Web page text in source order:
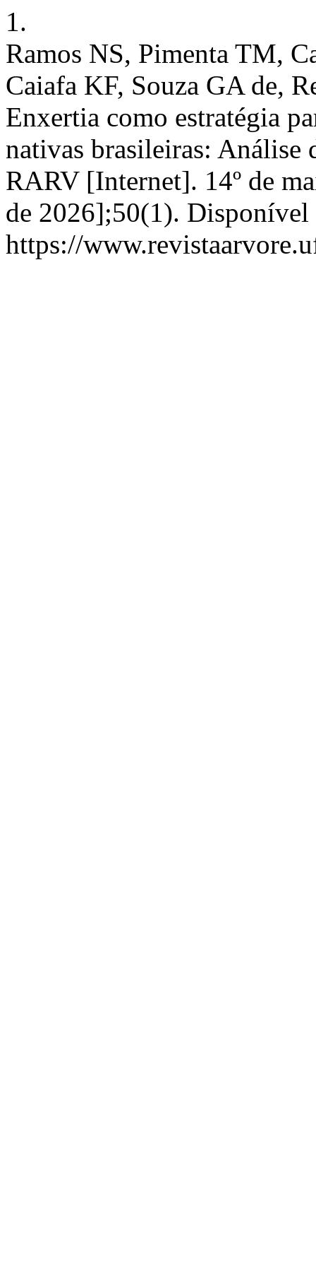
1.
Ramos NS, Pimenta TM,
Caiafa KF, Souza GA de,
Enxertia como estratégia
nativas brasileiras: Análise
RARV [Internet]. 14º de
de 2026];50(1). Disponível
https://